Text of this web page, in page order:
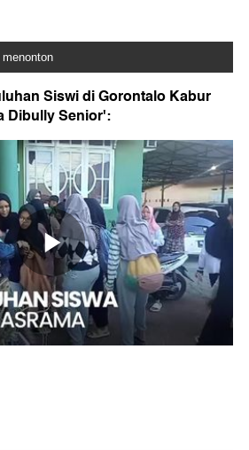
Siswi di Gorontalo Kabur
Dibully Senior':